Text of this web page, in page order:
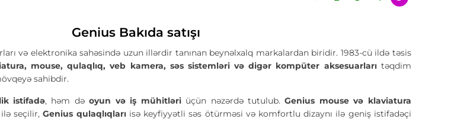
Genius Bakıda satışı
və elektronika sahəsində uzun illərdir tanınan beynəlxalq markalardan biridir. 1983-cü ildə təsis
mouse, qulaqlıq, veb kamera, səs sistemləri və digər kompüter aksesuarlarıtəqdim
sahibdir.
istifadə, həm dəoyun və iş mühitləriüçün nəzərdə tutulub.Genius mouse və klaviatura
ilə seçilir,Genius qulaqlıqlarıisə keyfiyyətli səs ötürməsi və komfortlu dizaynı ilə geniş istifadəçi